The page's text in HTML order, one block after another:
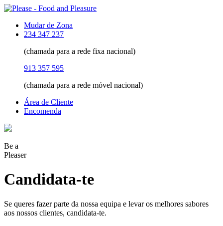
Mudar de Zona
234 347 237
(chamada para a rede fixa nacional)
913 357 595
(chamada para a rede móvel nacional)
Área de Cliente
Encomenda
Be a
Pleaser
Candidata-te
Se queres fazer parte da nossa equipa e levar os melhores sabores
aos nossos clientes, candidata-te.